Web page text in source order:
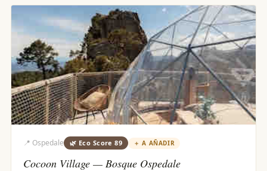
📍 Ospedale 🌿 Eco Score89 ＋A AÑADIR
Cocoon Village — Bosque Ospedale